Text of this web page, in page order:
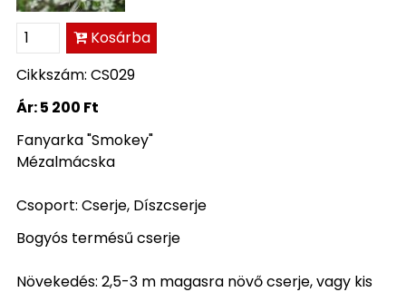
Kosárba
Cikkszám: CS029
Ár:5 200 Ft
Fanyarka "Smokey"
Mézalmácska
Csoport: Cserje, Díszcserje
Bogyós termésű cserje
Növekedés: 2,5-3 m magasra növő cserje, vagy kis